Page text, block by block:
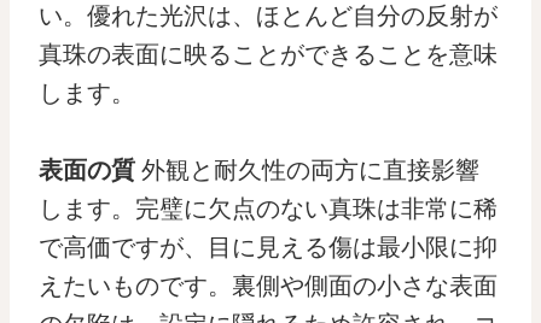
い。優れた光沢は、ほとんど自分の反射が
真珠の表面に映ることができることを意味
します。
表面の質 外観と耐久性の両方に直接影響
します。完璧に欠点のない真珠は非常に稀
で高価ですが、目に見える傷は最小限に抑
えたいものです。裏側や側面の小さな表面